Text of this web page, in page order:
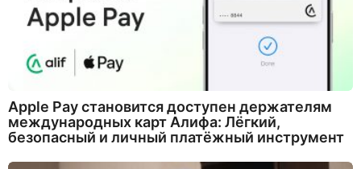
Apple Pay становится доступен держателям
международных карт Алифа: Лёгкий,
безопасный и личный платёжный инструмент